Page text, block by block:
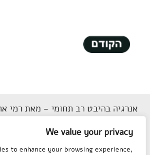
We value your privacy
to enhance your browsing experience,
אנרגיה בהיבט רב תחומי - מאת רמי